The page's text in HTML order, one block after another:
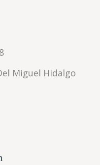
Miguel Hidalgo